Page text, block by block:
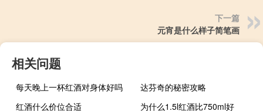
下一篇
元宵是什么样子简笔画
相关问题
每天晚上一杯红酒对身体好吗
达芬奇的秘密攻略
红酒什么价位合适
为什么1.5l红酒比750ml好